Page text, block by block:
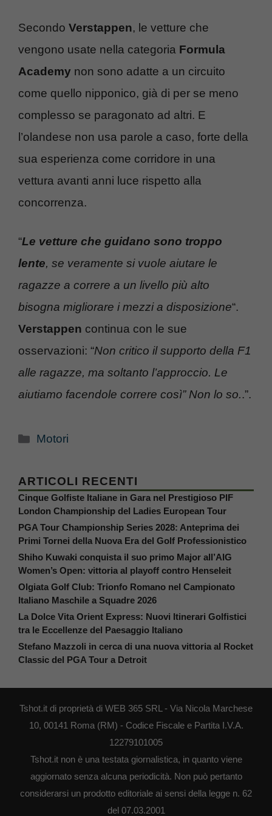
Secondo Verstappen, le vetture che
vengono usate nella categoria Formula
Academy non sono adatte a un circuito
come quello nipponico, già di per se meno
complesso se paragonato ad altri. E
l’olandese non usa parole a caso, forte della
sua esperienza come corridore in una
vettura avanti anni luce rispetto alla
concorrenza.
“Le vetture che guidano sono troppo
lente, se veramente si vuole aiutare le
ragazze a correre a un livello più alto
bisogna migliorare i mezzi a disposizione“.
Verstappen continua con le sue
osservazioni: “Non critico il supporto della F1
alle ragazze, ma soltanto l’approccio. Le
aiutiamo facendole correre così” Non lo so..”.
Categorie
Motori
ARTICOLI RECENTI
Cinque Golfiste Italiane in Gara nel Prestigioso PIF
London Championship del Ladies European Tour
PGA Tour Championship Series 2028: Anteprima dei
Primi Tornei della Nuova Era del Golf Professionistico
Shiho Kuwaki conquista il suo primo Major all’AIG
Women’s Open: vittoria al playoff contro Henseleit
Olgiata Golf Club: Trionfo Romano nel Campionato
Italiano Maschile a Squadre 2026
La Dolce Vita Orient Express: Nuovi Itinerari Golfistici
tra le Eccellenze del Paesaggio Italiano
Stefano Mazzoli in cerca di una nuova vittoria al Rocket
Classic del PGA Tour a Detroit
Tshot.it di proprietà di WEB 365 SRL - Via Nicola Marchese
10, 00141 Roma (RM) - Codice Fiscale e Partita I.V.A.
12279101005
Tshot.it non è una testata giornalistica, in quanto viene
aggiornato senza alcuna periodicità. Non può pertanto
considerarsi un prodotto editoriale ai sensi della legge n. 62
del 07.03.2001